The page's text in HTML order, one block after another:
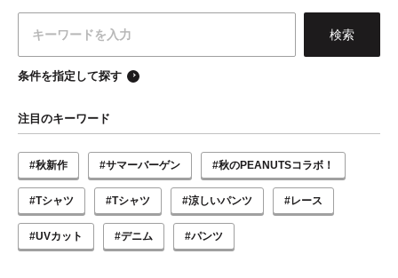
条件を指定して探す
注目のキーワード
#秋新作 #サマーバーゲン #秋のPEANUTSコラボ！
#Tシャツ #Tシャツ #涼しいパンツ #レース
#UVカット #デニム #パンツ